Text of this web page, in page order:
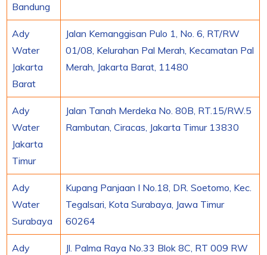
Bandung
Ady
Water
Jakarta
Barat
Jalan Kemanggisan Pulo 1, No. 6, RT/RW
01/08, Kelurahan Pal Merah, Kecamatan Pal
Merah, Jakarta Barat, 11480
Ady
Water
Jakarta
Timur
Jalan Tanah Merdeka No. 80B, RT.15/RW.5
Rambutan, Ciracas, Jakarta Timur 13830
Ady
Water
Surabaya
Kupang Panjaan I No.18, DR. Soetomo, Kec.
Tegalsari, Kota Surabaya, Jawa Timur
60264
Ady
Jl. Palma Raya No.33 Blok 8C, RT 009 RW